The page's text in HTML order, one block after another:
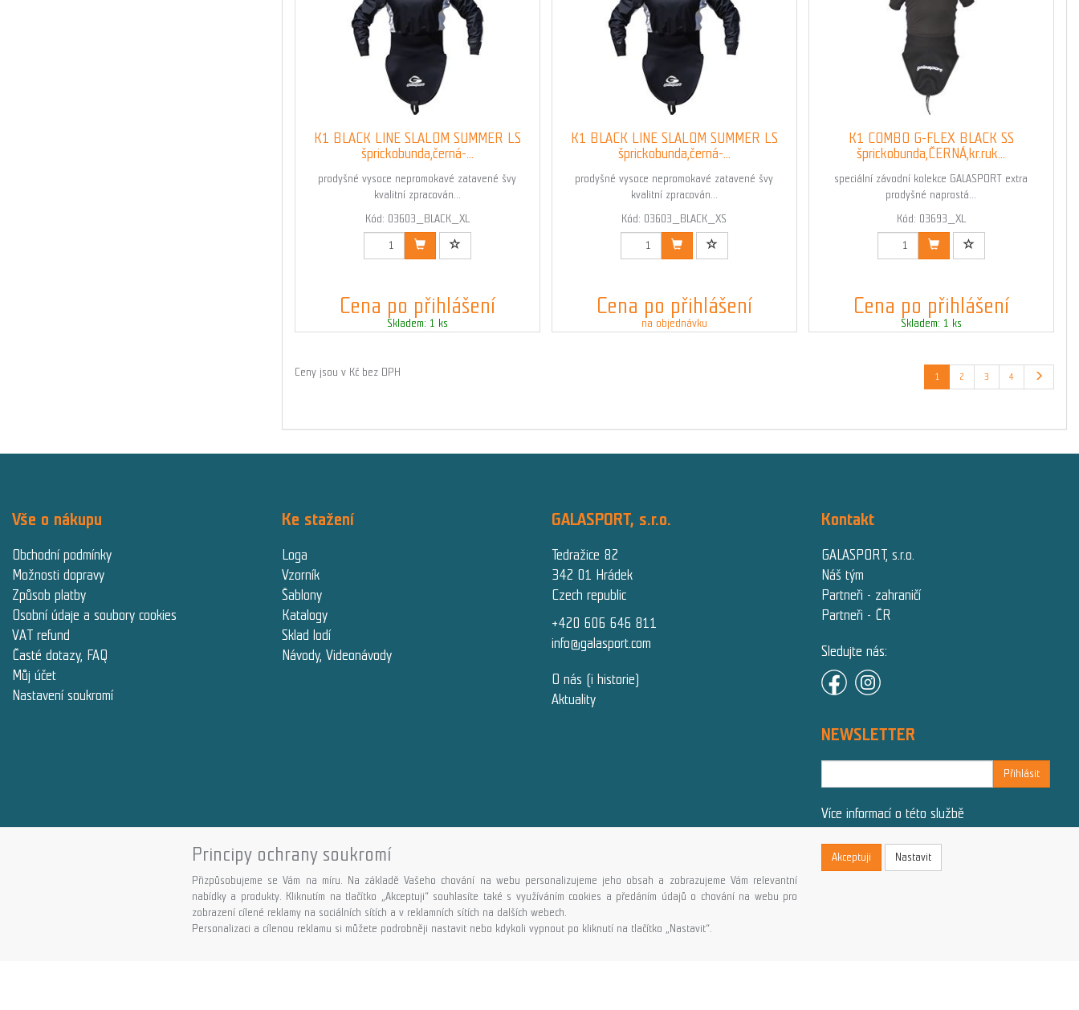
K1 BLACK LINE SLALOM SUMMER LS
šprickobunda,černá-...
prodyšné vysoce nepromokavé zatavené švy
kvalitní zpracován...
Kód: 03603_BLACK_XL
Cena po přihlášení
Skladem: 1 ks
K1 BLACK LINE SLALOM SUMMER LS
šprickobunda,černá-...
prodyšné vysoce nepromokavé zatavené švy
kvalitní zpracován...
Kód: 03603_BLACK_XS
Cena po přihlášení
na objednávku
K1 COMBO G-FLEX BLACK SS
šprickobunda,ČERNÁ,kr.ruk...
speciální závodní kolekce GALASPORT extra
prodyšné naprostá...
Kód: 03693_XL
Cena po přihlášení
Skladem: 1 ks
Ceny jsou v Kč bez DPH 1 2 3 4
Vše o nákupu
Obchodní podmínky
Možnosti dopravy
Způsob platby
Osobní údaje a soubory cookies
VAT refund
Časté dotazy, FAQ
Můj účet
Nastavení soukromí
Ke stažení
Loga
Vzorník
Šablony
Katalogy
Sklad lodí
Návody, Videonávody
GALASPORT, s.r.o.
Tedražice 82
342 01 Hrádek
Czech republic
+420 606 646 811
info@galasport.com
O nás (i historie)
Aktuality
Kontakt
GALASPORT, s.r.o.
Náš tým
Partneři - zahraničí
Partneři - ČR
Sledujte nás:
NEWSLETTER
Přihlásit
Více informací o této službě
powered by ABRA E-shop
Principy ochrany soukromí
Přizpůsobujeme se Vám na míru. Na základě Vašeho chování na webu personalizujeme jeho obsah a zobrazujeme Vám relevantní
nabídky a produkty. Kliknutím na tlačítko „Akceptuji“ souhlasíte také s využíváním cookies a předáním údajů o chování na webu pro
zobrazení cílené reklamy na sociálních sítích a v reklamních sítích na dalších webech.
Personalizaci a cílenou reklamu si můžete podrobněji nastavit nebo kdykoli vypnout po kliknutí na tlačítko „Nastavit“.
Akceptuji Nastavit